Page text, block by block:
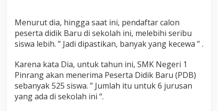
r
a
n
g
B
a
k
a
l
Menurut dia, hingga saat ini, pendaftar calon
peserta didik Baru di sekolah ini, melebihi seribu
siswa lebih. ” Jadi dipastikan, banyak yang kecewa ” .
Karena kata Dia, untuk tahun ini, SMK Negeri 1
Pinrang akan menerima Peserta Didik Baru (PDB)
sebanyak 525 siswa. ” Jumlah itu untuk 6 jurusan
yang ada di sekolah ini “.